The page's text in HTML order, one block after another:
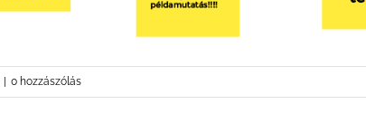
| 0 hozzászólás